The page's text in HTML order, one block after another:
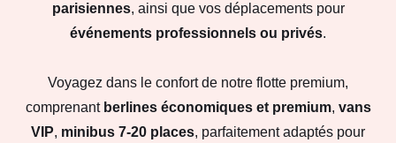
parisiennes, ainsi que vos déplacements pour
événements professionnels ou privés.
Voyagez dans le confort de notre flotte premium,
comprenant berlines économiques et premium, vans
VIP, minibus 7-20 places, parfaitement adaptés pour